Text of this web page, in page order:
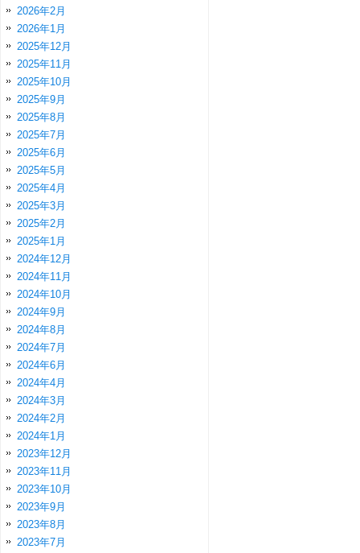
2026年2月
2026年1月
2025年12月
2025年11月
2025年10月
2025年9月
2025年8月
2025年7月
2025年6月
2025年5月
2025年4月
2025年3月
2025年2月
2025年1月
2024年12月
2024年11月
2024年10月
2024年9月
2024年8月
2024年7月
2024年6月
2024年4月
2024年3月
2024年2月
2024年1月
2023年12月
2023年11月
2023年10月
2023年9月
2023年8月
2023年7月